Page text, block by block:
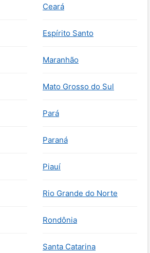
Ceará
Espírito Santo
Maranhão
Mato Grosso do Sul
Pará
Paraná
Piauí
Rio Grande do Norte
Rondônia
Santa Catarina